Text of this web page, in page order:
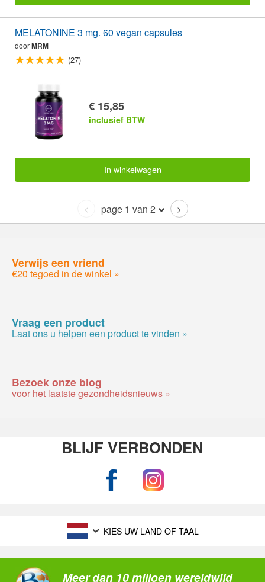
MELATONINE 3 mg. 60 vegan capsules
doorMRM
(27)
€ 15,85
inclusief BTW
In winkelwagen
< page 1 van 2 >
Verwijs een vriend
€20 tegoed in de winkel »
Vraag een product
Laat ons u helpen een product te vinden »
Bezoek onze blog
voor het laatste gezondheidsnieuws »
BLIJF VERBONDEN
KIES UW LAND OF TAAL
Meer dan 10 miljoen wereldwijd